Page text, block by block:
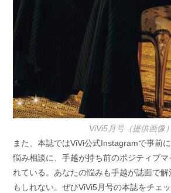
ViVi5月号（提供画像）
また、本誌ではViVi公式Instagramで事前
悩み相談に、手越が持ち前のポジティブマ
れている。あなたの悩みも手越が誌面で
もしれない。ぜひViVi5月号の本誌をチェ